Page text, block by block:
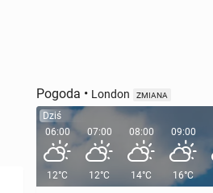
Pogoda • London ZMIANA
Dziś
06:00
12°C
07:00
12°C
08:00
14°C
09:00
16°C